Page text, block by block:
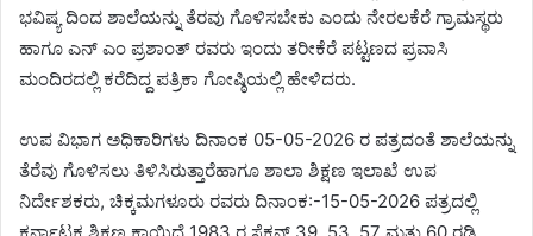
ಭವಿಷ್ಯ ದಿಂದ ಶಾಲೆಯನ್ನು ತೆರವು ಗೊಳಿಸಬೇಕು ಎಂದು ನೇರಲಕೆರೆ ಗ್ರಾಮಸ್ಥರು
ಹಾಗೂ ಎನ್ ಎಂ ಪ್ರಶಾಂತ್ ರವರು ಇಂದು ತರೀಕೆರೆ ಪಟ್ಟಣದ ಪ್ರವಾಸಿ
ಮಂದಿರದಲ್ಲಿ ಕರೆದಿದ್ದ ಪತ್ರಿಕಾ ಗೋಷ್ಠಿಯಲ್ಲಿ ಹೇಳಿದರು.
ಉಪ ವಿಭಾಗ ಅಧಿಕಾರಿಗಳು ದಿನಾಂಕ 05-05-2026 ರ ಪತ್ರದಂತೆ ಶಾಲೆಯನ್ನು
ತೆರೆವು ಗೊಳಿಸಲು ತಿಳಿಸಿರುತ್ತಾರೆಹಾಗೂ ಶಾಲಾ ಶಿಕ್ಷಣ ಇಲಾಖೆ ಉಪ
ನಿರ್ದೇಶಕರು, ಚಿಕ್ಕಮಗಳೂರು ರವರು ದಿನಾಂಕ:-15-05-2026 ಪತ್ರದಲ್ಲಿ